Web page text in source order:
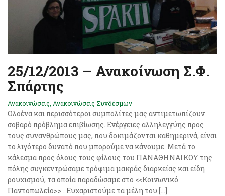
25/12/2013 – Ανακοίνωση Σ.Φ.
Σπάρτης
Ανακοινώσεις Ανακοινώσεις Συνδέσμων
Ολοένα και περισσότεροι συμπολίτες μας αντιμετωπίζουν
σοβαρό πρόβλημα επιβίωσης. Ενέργειες αλληλεγγύης προς
τους συνανθρώπους μας, που δοκιμάζονται καθημερινά, είναι
το λιγότερο δυνατό που μπορούμε να κάνουμε. Μετά το
κάλεσμα προς όλους τους φίλους του ΠΑΝΑΘΗΝΑΙΚΟΥ της
πόλης συγκεντρώσαμε τρόφιμα μακράς διαρκείας και είδη
ρουχισμού, τα οποία παραδώσαμε στο <<Κοινωνικό
Παντοπωλείο>> . Ευχαριστούμε τα μέλη του […]